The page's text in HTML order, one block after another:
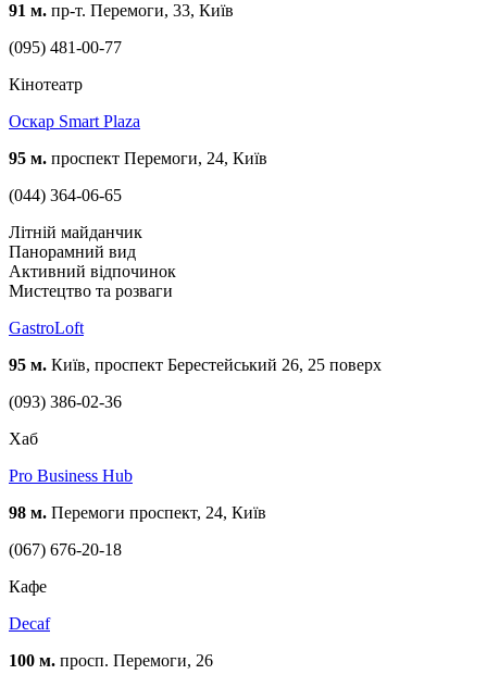
91 м. пр-т. Перемоги, 33, Київ
(095) 481-00-77
Кінотеатр
Оскар Smart Plaza
95 м. проспект Перемоги, 24, Київ
(044) 364-06-65
Літній майданчик
Панорамний вид
Активний відпочинок
Мистецтво та розваги
GastroLoft
95 м. Київ, проспект Берестейський 26, 25 поверх
(093) 386-02-36
Хаб
Pro Business Hub
98 м. Перемоги проспект, 24, Київ
(067) 676-20-18
Кафе
Decaf
100 м. просп. Перемоги, 26